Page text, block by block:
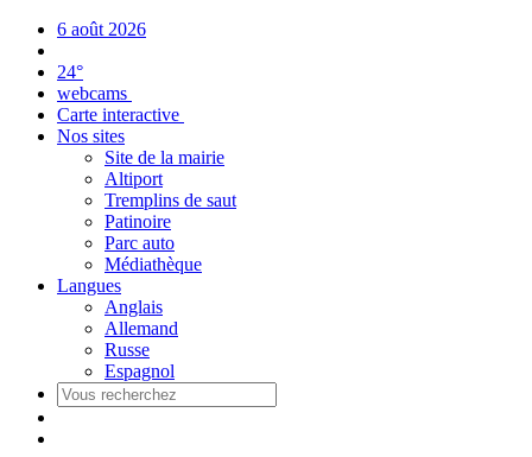
6 août 2026
24°
webcams
Carte interactive
Nos sites
Site de la mairie
Altiport
Tremplins de saut
Patinoire
Parc auto
Médiathèque
Langues
Anglais
Allemand
Russe
Espagnol